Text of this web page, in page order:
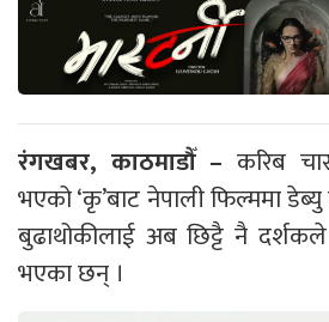
रंगखबर, काठमाडौँ – करिब
भएको ‘कृ’बाट नेपाली फिल्ममा
बुढाथोकीलाई अब छिट्टै नै दर्शकले
भएका छन् ।